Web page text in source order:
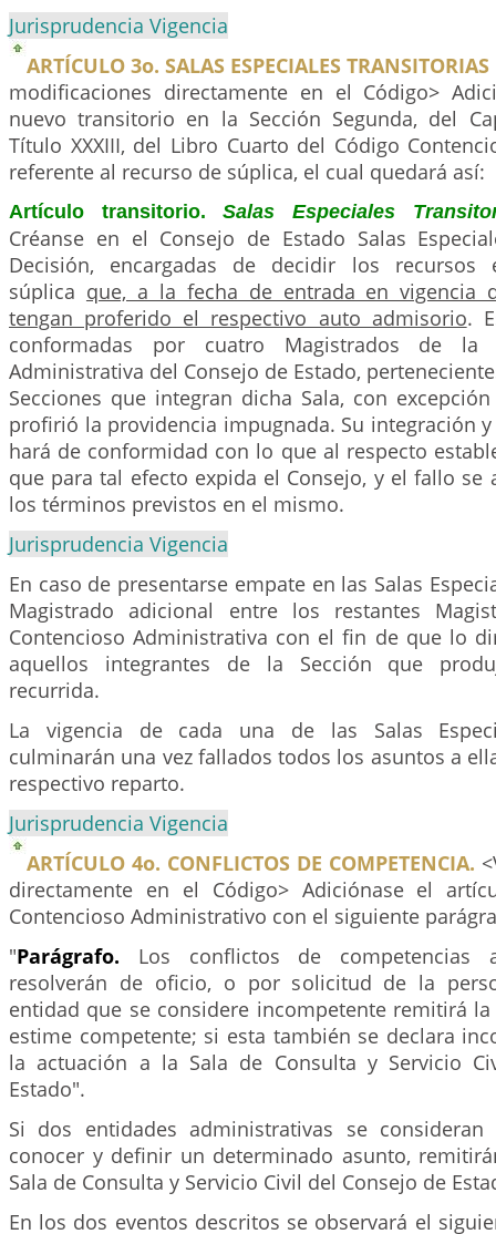
Jurisprudencia Vigencia
ARTÍCULO 3o. SALAS ESPECIALES
modificaciones directamente en el Código>
nuevo transitorio en la Sección Segunda, del
Título XXXIII, del Libro Cuarto del Código
referente al recurso de súplica, el cual quedará así:
Artículo transitorio. Salas Especiales
Créanse en el Consejo de Estado Salas
Decisión, encargadas de decidir los recursos
súplica que, a la fecha de entrada en vigencia
tengan proferido el respectivo auto admisorio.
conformadas por cuatro Magistrados de la
Administrativa del Consejo de Estado,
Secciones que integran dicha Sala, con
profirió la providencia impugnada. Su integración
hará de conformidad con lo que al respecto
que para tal efecto expida el Consejo, y el fallo se
los términos previstos en el mismo.
Jurisprudencia Vigencia
En caso de presentarse empate en las Salas
Magistrado adicional entre los restantes
Contencioso Administrativa con el fin de que lo
aquellos integrantes de la Sección que
recurrida.
La vigencia de cada una de las Salas
culminarán una vez fallados todos los asuntos a
respectivo reparto.
Jurisprudencia Vigencia
ARTÍCULO 4o. CONFLICTOS DE COMPETENCIA.
directamente en el Código> Adiciónase el
Contencioso Administrativo con el siguiente
"Parágrafo. Los conflictos de competencias
resolverán de oficio, o por solicitud de la
entidad que se considere incompetente remitirá
estime competente; si esta también se declara
la actuación a la Sala de Consulta y Servicio
Estado".
Si dos entidades administrativas se consideran
conocer y definir un determinado asunto,
Sala de Consulta y Servicio Civil del Consejo de
En los dos eventos descritos se observará el